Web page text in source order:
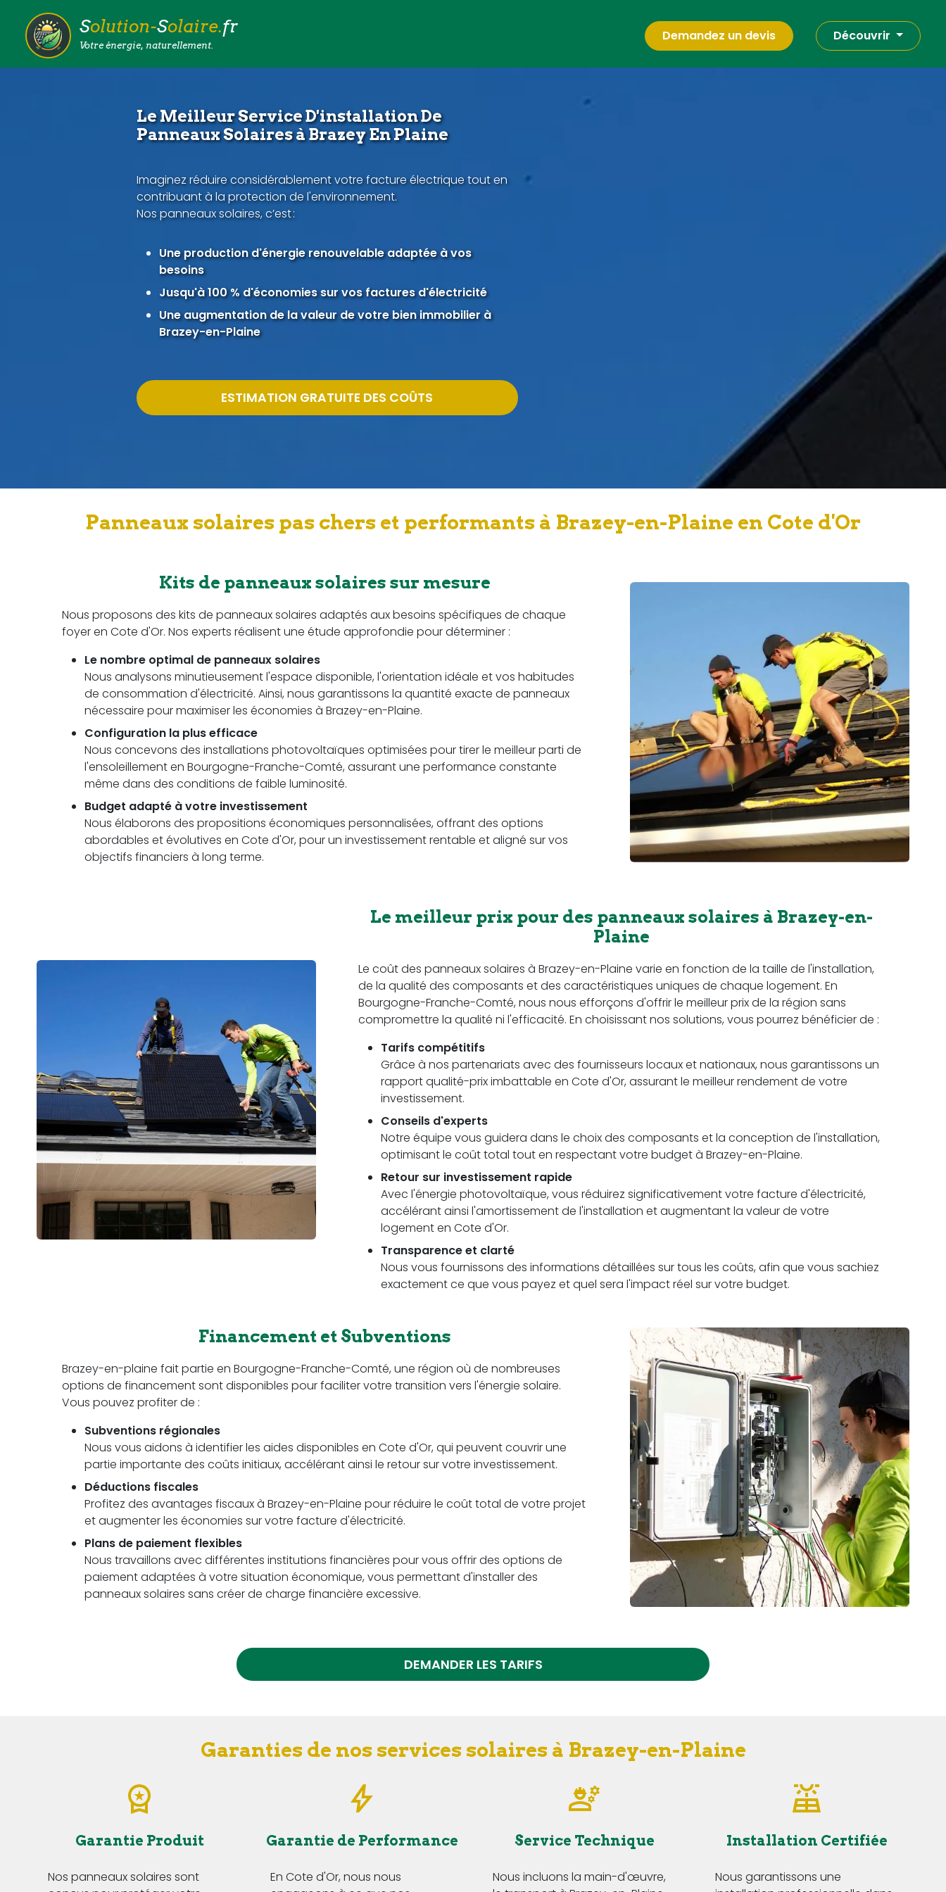
Solution-Solaire.fr
Votre énergie, naturellement.
Demandez un devis Découvrir
Le Meilleur Service D'installation De
Panneaux Solaires à Brazey En Plaine
Imaginez réduire considérablement votre facture électrique tout en
contribuant à la protection de l'environnement.
Nos panneaux solaires, c’est :
Une production d'énergie renouvelable adaptée à vos
besoins
Jusqu'à 100 % d'économies sur vos factures d'électricité
Une augmentation de la valeur de votre bien immobilier à
Brazey-en-Plaine
ESTIMATION GRATUITE DES COÛTS
Panneaux solaires pas chers et performants à Brazey-en-Plaine en Cote d'Or
Kits de panneaux solaires sur mesure
Nous proposons des kits de panneaux solaires adaptés aux besoins spécifiques de chaque
foyer en Cote d'Or. Nos experts réalisent une étude approfondie pour déterminer :
Le nombre optimal de panneaux solaires
Nous analysons minutieusement l'espace disponible, l'orientation idéale et vos habitudes
de consommation d'électricité. Ainsi, nous garantissons la quantité exacte de panneaux
nécessaire pour maximiser les économies à Brazey-en-Plaine.
Configuration la plus efficace
Nous concevons des installations photovoltaïques optimisées pour tirer le meilleur parti de
l'ensoleillement en Bourgogne-Franche-Comté, assurant une performance constante
même dans des conditions de faible luminosité.
Budget adapté à votre investissement
Nous élaborons des propositions économiques personnalisées, offrant des options
abordables et évolutives en Cote d'Or, pour un investissement rentable et aligné sur vos
objectifs financiers à long terme.
Le meilleur prix pour des panneaux solaires à Brazey-en-
Plaine
Le coût des panneaux solaires à Brazey-en-Plaine varie en fonction de la taille de l'installation,
de la qualité des composants et des caractéristiques uniques de chaque logement. En
Bourgogne-Franche-Comté, nous nous efforçons d'offrir le meilleur prix de la région sans
compromettre la qualité ni l'efficacité. En choisissant nos solutions, vous pourrez bénéficier de :
Tarifs compétitifs
Grâce à nos partenariats avec des fournisseurs locaux et nationaux, nous garantissons un
rapport qualité-prix imbattable en Cote d'Or, assurant le meilleur rendement de votre
investissement.
Conseils d'experts
Notre équipe vous guidera dans le choix des composants et la conception de l'installation,
optimisant le coût total tout en respectant votre budget à Brazey-en-Plaine.
Retour sur investissement rapide
Avec l'énergie photovoltaïque, vous réduirez significativement votre facture d'électricité,
accélérant ainsi l'amortissement de l'installation et augmentant la valeur de votre
logement en Cote d'Or.
Transparence et clarté
Nous vous fournissons des informations détaillées sur tous les coûts, afin que vous sachiez
exactement ce que vous payez et quel sera l'impact réel sur votre budget.
Financement et Subventions
Brazey-en-plaine fait partie en Bourgogne-Franche-Comté, une région où de nombreuses
options de financement sont disponibles pour faciliter votre transition vers l'énergie solaire.
Vous pouvez profiter de :
Subventions régionales
Nous vous aidons à identifier les aides disponibles en Cote d'Or, qui peuvent couvrir une
partie importante des coûts initiaux, accélérant ainsi le retour sur votre investissement.
Déductions fiscales
Profitez des avantages fiscaux à Brazey-en-Plaine pour réduire le coût total de votre projet
et augmenter les économies sur votre facture d'électricité.
Plans de paiement flexibles
Nous travaillons avec différentes institutions financières pour vous offrir des options de
paiement adaptées à votre situation économique, vous permettant d'installer des
panneaux solaires sans créer de charge financière excessive.
DEMANDER LES TARIFS
Garanties de nos services solaires à Brazey-en-Plaine
Garantie Produit
Nos panneaux solaires sont
Garantie de Performance
En Cote d'Or, nous nous
Service Technique
Nous incluons la main-d'œuvre,
Installation Certifiée
Nous garantissons une